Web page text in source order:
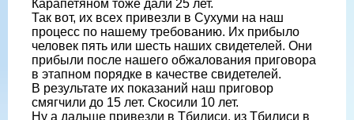
Карапетяном тоже дали 25 лет.
Так вот, их всех привезли в Сухуми на наш
процесс по нашему требованию. Их прибыло
человек пять или шесть наших свидетелей. Они
прибыли после нашего обжалования приговора
в этапном порядке в качестве свидетелей.
В результате их показаний наш приговор
смягчили до 15 лет. Скосили 10 лет.
Ну а дальше привезли в Тбилиси, из Тбилиси в